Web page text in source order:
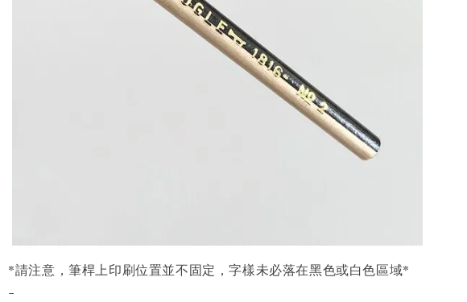
*請注意，筆桿上印刷位置並不固定，字樣未必落在黑色或白色區域*
-